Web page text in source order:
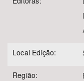
Local Edição:
Região: